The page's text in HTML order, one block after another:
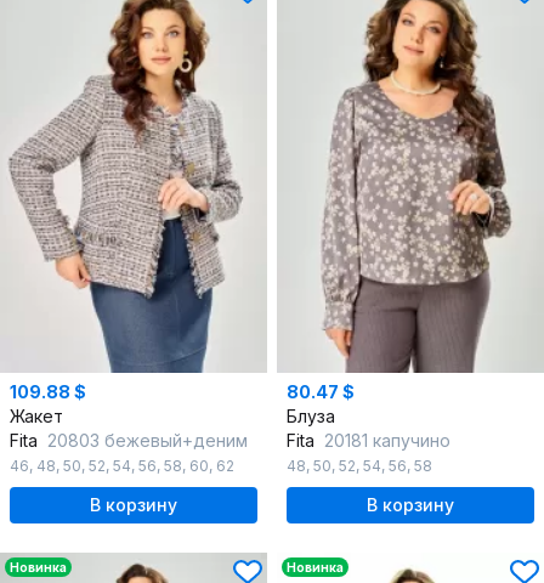
109.88 $
Жакет
Fita 20803 бежевый+деним
46, 48, 50, 52, 54, 56, 58, 60, 62
В корзину
80.47 $
Блуза
Fita 20181 капучино
48, 50, 52, 54, 56, 58
В корзину
Новинка Новинка